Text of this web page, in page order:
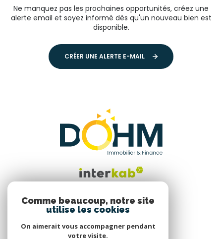
Ne manquez pas les prochaines opportunités, créez une
alerte email et soyez informé dès qu'un nouveau bien est
disponible.
CRÉER UNE ALERTE E-MAIL
Nous suivre
Comme beaucoup, notre site
utilise les cookies
On aimerait vous accompagner pendant
votre visite.